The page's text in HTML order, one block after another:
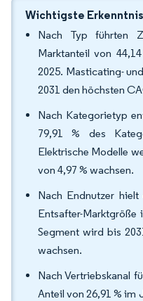
Wichtigste
Nach Typ führten
Marktanteil von
2025. Masticating-
2031 den höchsten
Nach Kategorietyp
79,91 % des
Elektrische Modelle
von 4,97 % wachsen.
Nach Endnutzer
Entsafter-
Segment wird bis
wachsen.
Nach Vertriebskanal
Anteil von 26,91 % im